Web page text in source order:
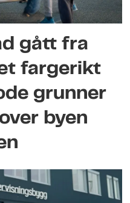
gått fra
fargerikt
grunner
byen